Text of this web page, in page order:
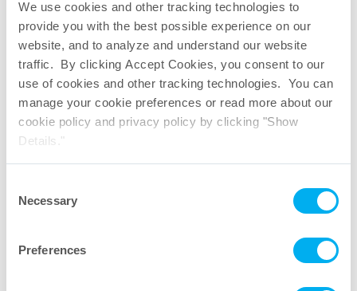
We use cookies and other tracking technologies to
provide you with the best possible experience on our
website, and to analyze and understand our website
traffic. By clicking Accept Cookies, you consent to our
use of cookies and other tracking technologies. You can
manage your cookie preferences or read more about our
cookie policy and privacy policy by clicking "Show
Details."
Selection
Necessary
Preferences